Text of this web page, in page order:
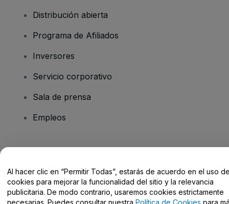
Distribución abierta
Programa de Afiliados
Inversores
Servicio corporativo
Sala de prensa
Empleos
Centro de Ayuda / Contacto
Al hacer clic en “Permitir Todas”, estarás de acuerdo en el uso
cookies para mejorar la funcionalidad del sitio y la relevancia
publicitaria. De modo contrario, usaremos cookies estrictamente
necesarias. Puedes consultar nuestra Política de Cookies para